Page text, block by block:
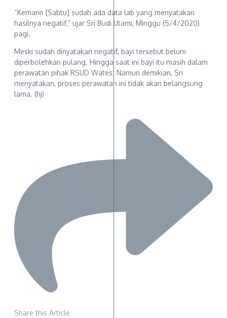
“Kemarin [Sabtu] sudah ada data lab yang menyatakan
hasilnya negatif,” ujar Sri Budi Utami, Minggu (5/4/2020)
pagi.
Meski sudah dinyatakan negatif, bayi tersebut belum
diperbolehkan pulang. Hingga saat ini bayi itu masih dalam
perawatan pihak RSUD Wates. Namun demikian, Sri
menyatakan, proses perawatan ini tidak akan belangsung
lama. (hj)
Share this Article